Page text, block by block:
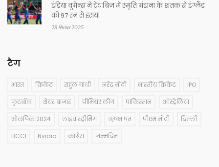
इंडिया वुमेन्स ने ट्रेंट ब्रिज में स्मृति मंडाना के शतक से इंग्लैंड
को 97 रन से हराया
28 सितंबर 2025
टैग
भारत क्रिकेट राहुल गांधी नरेंद्र मोदी भारतीय क्रिकेट IPO
फुटबॉल शेयर बाजार प्रीमियर लीग पाकिस्तान ऑस्ट्रेलिया
ओलंपिक 2024 लाइव स्ट्रीमिंग ऋषभ पंत पीएम मोदी दिल्ली
BCCI Nvidia कांग्रेस जन्मदिन